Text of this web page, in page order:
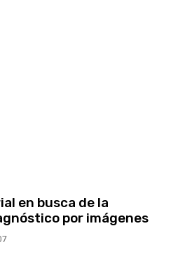
en busca de la
por imágenes